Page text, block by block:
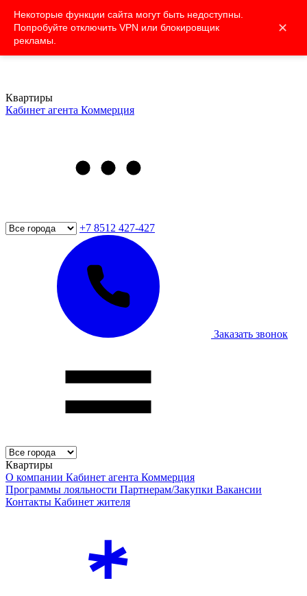
Некоторые функции сайта могут быть недоступны.
Попробуйте отключить VPN или блокировщик
рекламы.
✕
Квартиры
Кабинет агента Коммерция
+7 8512 427-427
Заказать звонок
Квартиры
О компании Кабинет агента Коммерция
Программы лояльности Партнерам/Закупки Вакансии
Контакты Кабинет жителя